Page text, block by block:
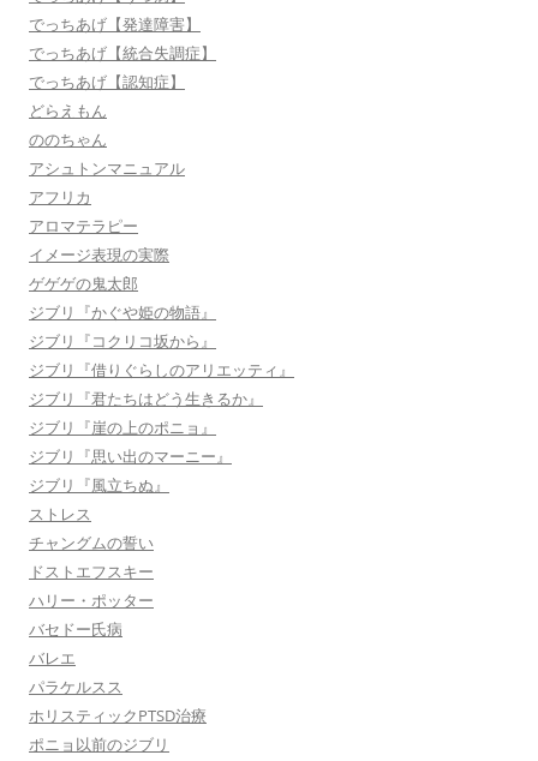
でっちあげ【発達障害】
でっちあげ【統合失調症】
でっちあげ【認知症】
どらえもん
ののちゃん
アシュトンマニュアル
アフリカ
アロマテラピー
イメージ表現の実際
ゲゲゲの鬼太郎
ジブリ『かぐや姫の物語』
ジブリ『コクリコ坂から』
ジブリ『借りぐらしのアリエッティ』
ジブリ『君たちはどう生きるか』
ジブリ『崖の上のポニョ』
ジブリ『思い出のマーニー』
ジブリ『風立ちぬ』
ストレス
チャングムの誓い
ドストエフスキー
ハリー・ポッター
バセドー氏病
バレエ
パラケルスス
ホリスティックPTSD治療
ポニョ以前のジブリ